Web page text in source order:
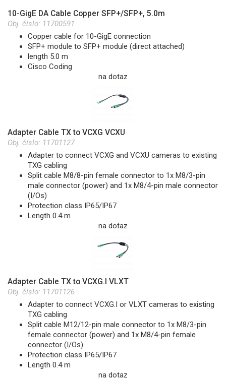
10-GigE DA Cable Copper SFP+/SFP+, 5.0m
Obj. číslo: 11700591
Copper cable for 10-GigE connection
SFP+ module to SFP+ module (direct attached)
length 5.0 m
Cisco Coding
na dotaz
Adapter Cable TX to VCXG VCXU
Obj. číslo: 11701127
Adapter to connect VCXG and VCXU cameras to existing
TXG cabling
Split cable M8/8-pin female connector to 1x M8/3-pin
male connector (power) and 1x M8/4-pin male connector
(I/Os)
Protection class IP65/IP67
Length 0.4 m
na dotaz
Adapter Cable TX to VCXG.I VLXT
Obj. číslo: 11701126
Adapter to connect VCXG.I or VLXT cameras to existing
TXG cabling
Split cable M12/12-pin male connector to 1x M8/3-pin
female connector (power) and 1x M8/4-pin female
connector (I/Os)
Protection class IP65/IP67
Length 0.4 m
na dotaz